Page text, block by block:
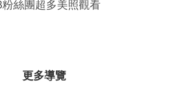
粉絲團超多美照觀看
更多導覽